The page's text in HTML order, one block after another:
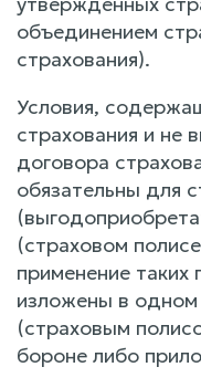
объединением
страхования).
Условия,
страхования и не
договора
обязательны для
(страховом
применение таких
изложены в
(страховым
бороне либо